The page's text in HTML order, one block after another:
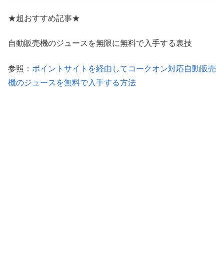
★超おすすめ記事★
自動販売機のジュースを無限に無料で入手する裏技
参照： ポイントサイトを経由してコークオン対応自動販売
機のジュースを無料で入手する方法